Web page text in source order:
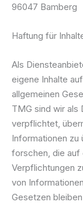
96047 Bamberg
Haftung für
Als
eigene Inhalte
allgemeinen
TMG sind wir als
verpflichtet,
Informationen zu
forschen, die auf
Verpflichtungen
von
Gesetzen